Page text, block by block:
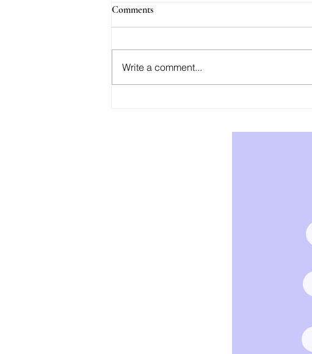
Kjøp AOD-9604 i Norge
Comments
Write a comment...